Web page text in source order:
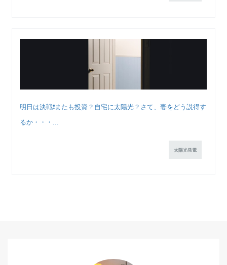
明日は決戦❗️またも投資？自宅に太陽光？さて、妻をどう説得す
るか・・・...
太陽光発電